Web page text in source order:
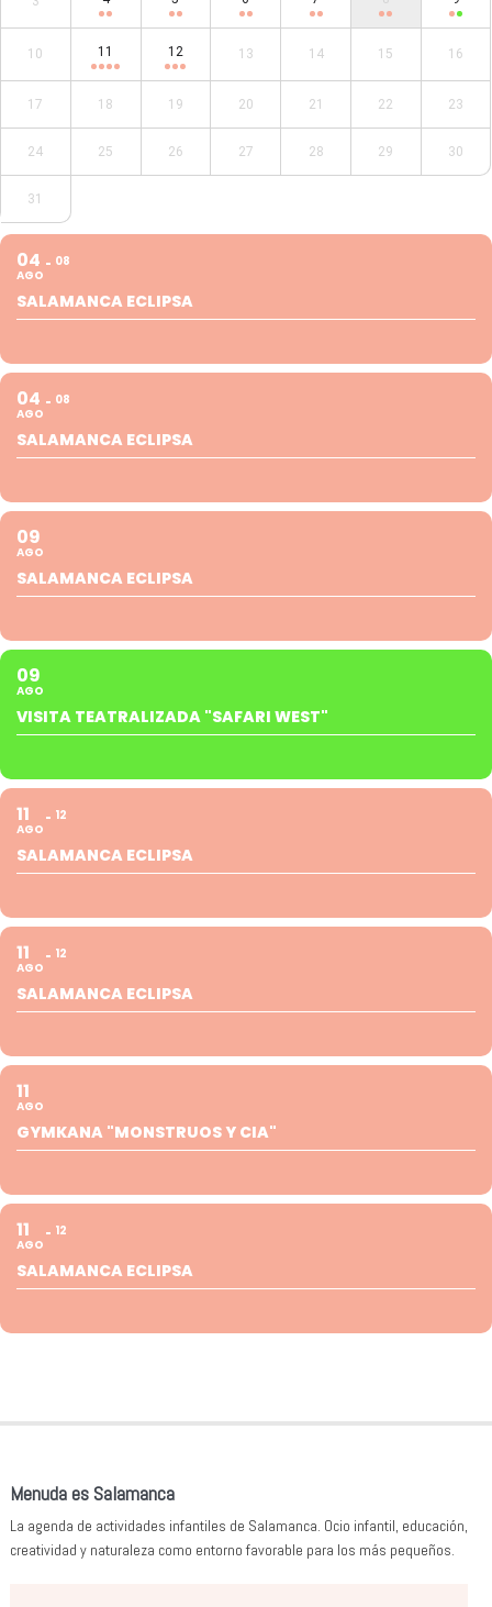
10 11 12 13 14 15 16
17 18 19 20 21 22 23
24 25 26 27 28 29 30
31
04
AGO
08
SALAMANCA ECLIPSA
04
AGO
08
SALAMANCA ECLIPSA
09
AGO
SALAMANCA ECLIPSA
09
AGO
VISITA TEATRALIZADA "SAFARI WEST"
11
AGO
12
SALAMANCA ECLIPSA
11
AGO
12
SALAMANCA ECLIPSA
11
AGO
GYMKANA "MONSTRUOS Y CIA"
11
AGO
12
SALAMANCA ECLIPSA
Menuda es Salamanca
La agenda de actividades infantiles de Salamanca. Ocio infantil, educación,
creatividad y naturaleza como entorno favorable para los más pequeños.